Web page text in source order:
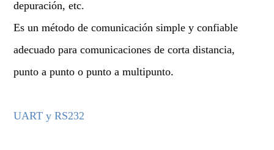
depuración, etc.
Es un método de comunicación simple y confiable
adecuado para comunicaciones de corta distancia,
punto a punto o punto a multipunto.
UART y RS232